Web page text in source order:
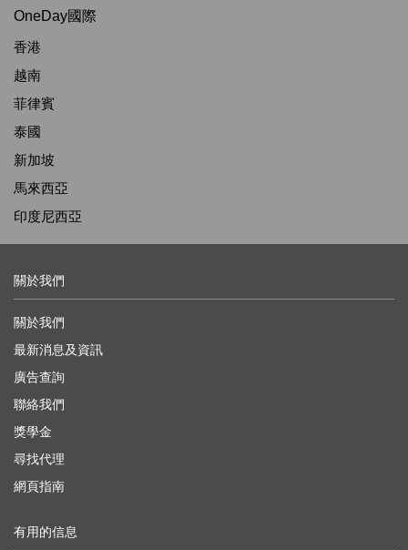
OneDay國際
香港
越南
菲律賓
泰國
新加坡
馬來西亞
印度尼西亞
關於我們
關於我們
最新消息及資訊
廣告查詢
聯絡我們
獎學金
尋找代理
網頁指南
有用的信息